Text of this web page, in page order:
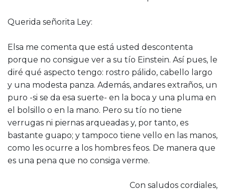
Querida señorita Ley:
Elsa me comenta que está usted descontenta
porque no consigue ver a su tío Einstein. Así pues, le
diré qué aspecto tengo: rostro pálido, cabello largo
y una modesta panza. Además, andares extraños, un
puro -si se da esa suerte- en la boca y una pluma en
el bolsillo o en la mano. Pero su tío no tiene
verrugas ni piernas arqueadas y, por tanto, es
bastante guapo; y tampoco tiene vello en las manos,
como les ocurre a los hombres feos. De manera que
es una pena que no consiga verme.
Con saludos cordiales,